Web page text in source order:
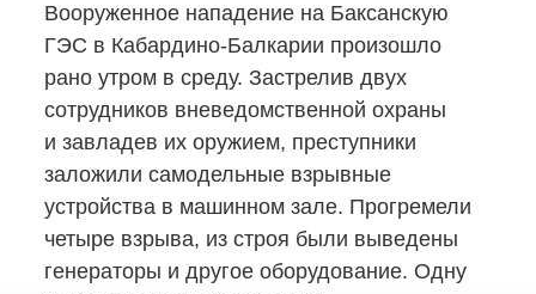
Вооруженное нападение на Баксанскую
ГЭС в Кабардино-Балкарии произошло
рано утром в среду. Застрелив двух
сотрудников вневедомственной охраны
и завладев их оружием, преступники
заложили самодельные взрывные
устройства в машинном зале. Прогремели
четыре взрыва, из строя были выведены
генераторы и другое оборудование. Одну